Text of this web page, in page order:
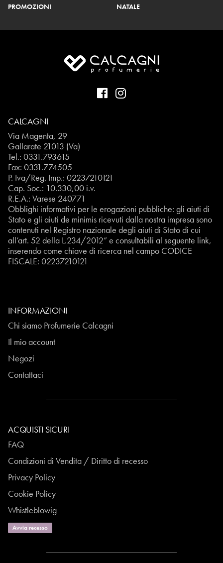
PROMOZIONI NATALE
CALCAGNI
Via Magenta, 29
Gallarate 21013 (Va)
Tel.: 0331.793615
Fax: 0331.774505
P. Iva/Reg. Imp.: 02237210121
Cap. Soc.: 10.330,00 i.v.
R.E.A.: Varese 240771
Obblighi informativi per le erogazioni pubbliche: gli aiuti di
Stato e gli aiuti de minimis ricevuti dalla nostra impresa sono
contenuti nel Registro nazionale degli aiuti di Stato di cui
all’art. 52 della L.234/2012” e consultabili al seguente link,
inserendo come chiave di ricerca nel campo CODICE
FISCALE: 02237210121
INFORMAZIONI
Chi siamo Profumerie Calcagni
Il mio account
Negozi
Contattaci
ACQUISTI SICURI
FAQ
Condizioni di Vendita / Diritto di recesso
Privacy Policy
Cookie Policy
Whistleblowig
Avvia recesso